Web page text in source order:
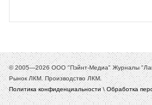
© 2005—2026 ООО "Пэйнт-Медиа" Журналы
Рынок ЛКМ. Производство ЛКМ.
Политика конфиденциальности\ Обработка